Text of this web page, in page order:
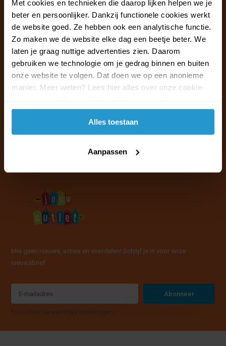
Met cookies en technieken die daarop lijken helpen we je
beter en persoonlijker. Dankzij functionele cookies werkt
de website goed. Ze hebben ook een analytische functie.
Zo maken we de website elke dag een beetje beter. We
laten je graag nuttige advertenties zien. Daarom
gebruiken we technologie om je gedrag binnen en buiten
onze website te volgen. Dat doen we op een anonieme
manier. Meer weten? Lees hier alles over onze cookie-
accepteren.
Alles toestaan
Aanpassen
Klantenservice & FAQ
Wij staan voor u klaar.
Ma t/m vr van 09:30 - 16:00 telefonisch
+31 (0)13 785 62 41
Naar de klantenservice & FAQ
Mis geen nieuws, acties en voordelen! Schrijf je in voor onze
nieuwsbrief
Abonneer
* Lees hier de wettelijke beperkingen